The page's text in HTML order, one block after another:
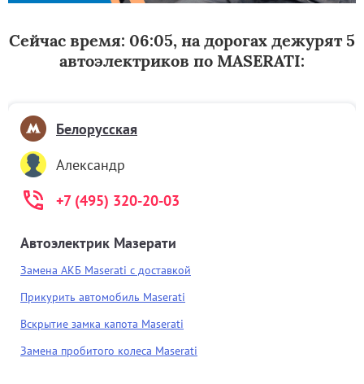
Сейчас время: 06:05, на дорогах дежурят 5
автоэлектриков по MASERATI:
Белорусская
Александр
+7 (495) 320-20-03
Автоэлектрик Мазерати
Замена АКБ Maserati с доставкой
Прикурить автомобиль Maserati
Вскрытие замка капота Maserati
Замена пробитого колеса Maserati